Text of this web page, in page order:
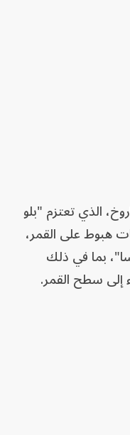
الذي تعتزم "بلو
هبوط على القمر،
بما في ذلك
إلى سطح القمر.